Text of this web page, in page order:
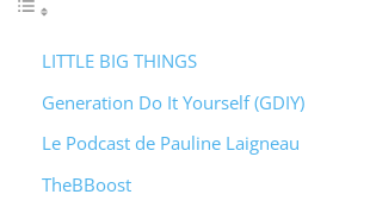
LITTLE BIG THINGS
Generation Do It Yourself (GDIY)
Le Podcast de Pauline Laigneau
TheBBoost